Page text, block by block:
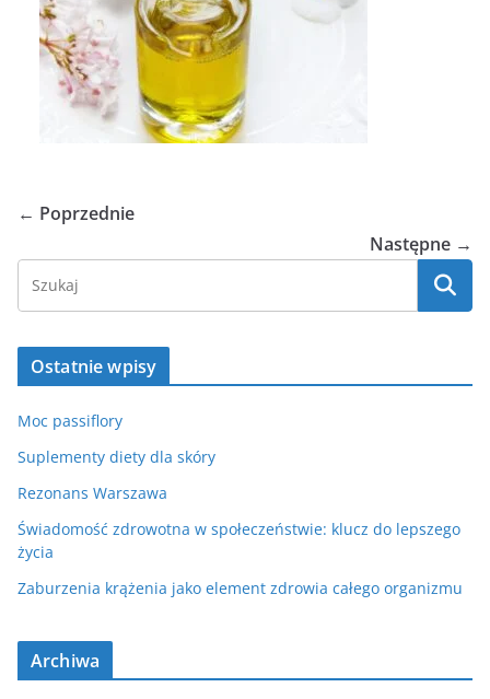
← Poprzednie
Następne →
Ostatnie wpisy
Moc passiflory
Suplementy diety dla skóry
Rezonans Warszawa
Świadomość zdrowotna w społeczeństwie: klucz do lepszego
życia
Zaburzenia krążenia jako element zdrowia całego organizmu
Archiwa